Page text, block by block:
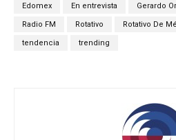
Edomex En entrevista Gerardo
Radio FM Rotativo Rotativo De
tendencia trending